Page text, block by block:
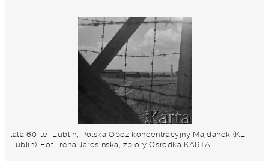
lata 60-te, Lublin, Polska Obóz koncentracyjny Majdanek (KL
Lublin). Fot. Irena Jarosińska, zbiory Ośrodka KARTA